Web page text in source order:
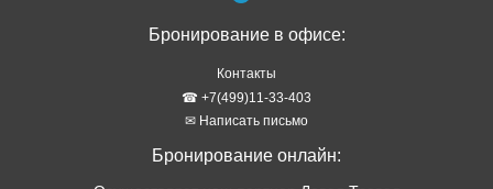
Бронирование в офисе:
Контакты
☎ +7(499)11-33-403
✉ Написать письмо
Бронирование онлайн: